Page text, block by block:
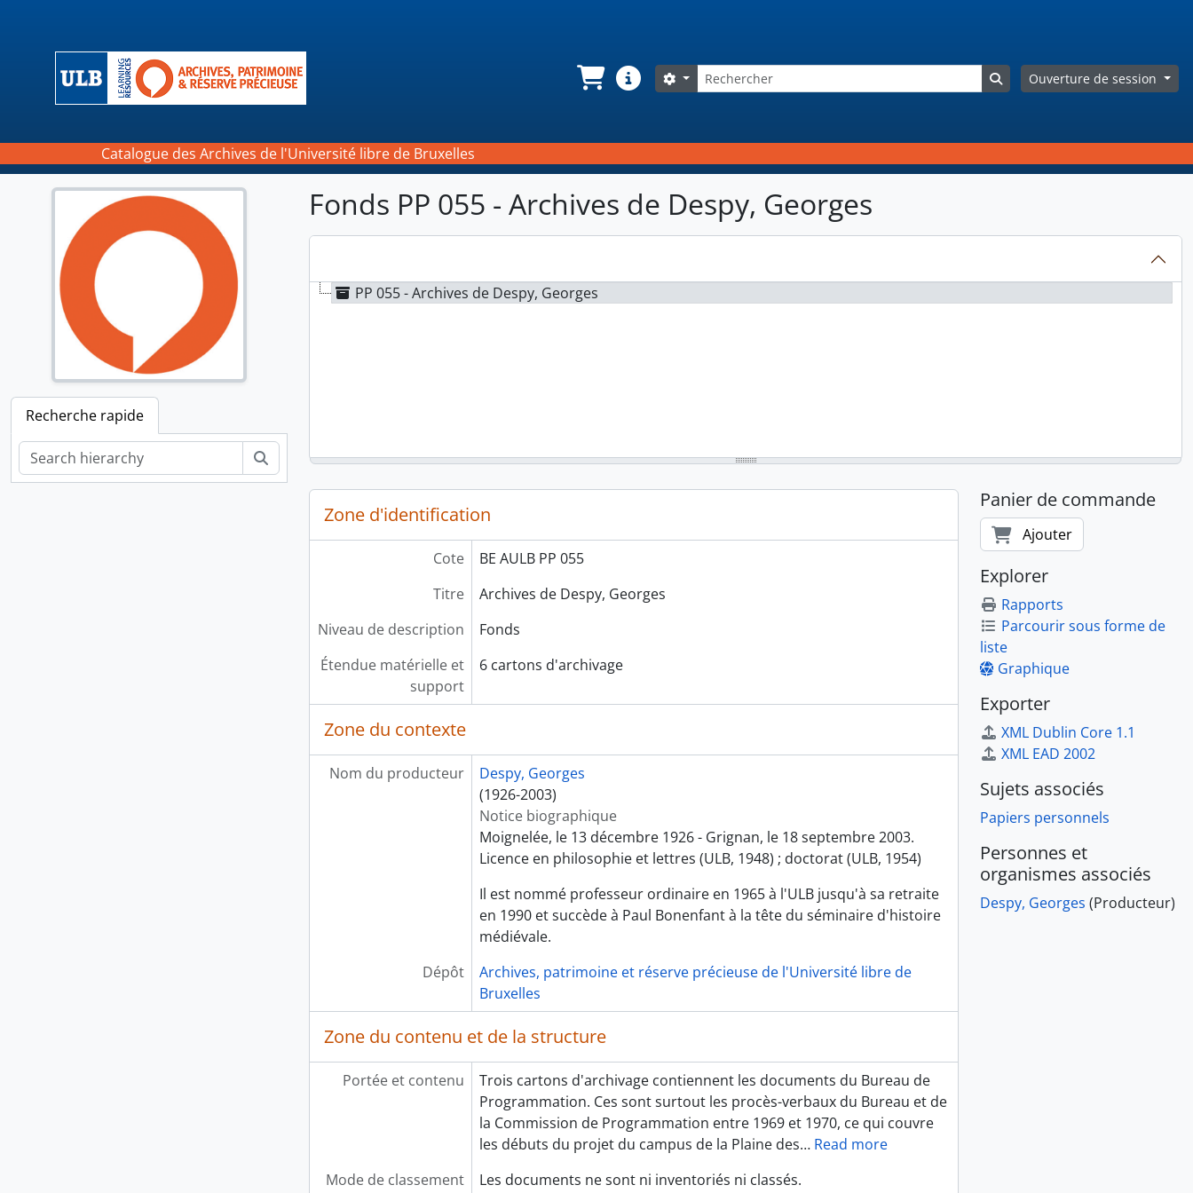
Panier Liens rapidesRechercher
Search options Search in browse page
Ouverture de session
Catalogue des Archives de l'Université libre de Bruxelles
Recherche rapide
Rechercher
Fonds PP 055 - Archives de Despy, Georges
PP 055 - Archives de Despy, Georges
Zone d'identification
Cote
BE AULB PP 055
Titre
Archives de Despy, Georges
Niveau de description
Fonds
Étendue matérielle et
support
6 cartons d'archivage
Zone du contexte
Nom du producteur
Despy, Georges
(1926-2003)
Notice biographique
Moignelée, le 13 décembre 1926 - Grignan, le 18 septembre 2003.
Licence en philosophie et lettres (ULB, 1948) ; doctorat (ULB, 1954)
Il est nommé professeur ordinaire en 1965 à l'ULB jusqu'à sa retraite
en 1990 et succède à Paul Bonenfant à la tête du séminaire d'histoire
médiévale.
Dépôt
Archives, patrimoine et réserve précieuse de l'Université libre de
Bruxelles
Zone du contenu et de la structure
Portée et contenu
Trois cartons d'archivage contiennent les documents du Bureau de
Programmation. Ces sont surtout les procès-verbaux du Bureau et de
la Commission de Programmation entre 1969 et 1970, ce qui couvre
les débuts du projet du campus de la Plaine des… Read more
Mode de classement
Les documents ne sont ni inventoriés ni classés.
Panier de commande
Ajouter
Explorer
Rapports
Parcourir sous forme de
liste
Graphique
Exporter
XML Dublin Core 1.1
XML EAD 2002
Sujets associés
Papiers personnels
Personnes et
organismes associés
Despy, Georges (Producteur)